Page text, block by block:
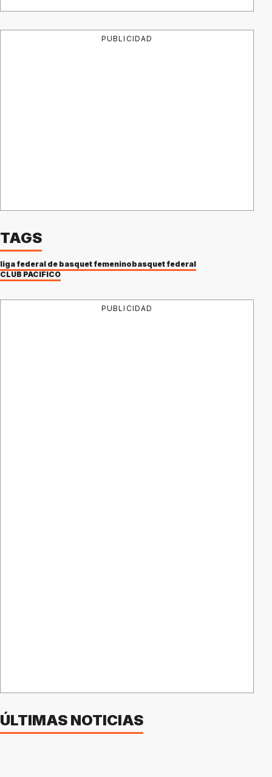
PUBLICIDAD
TAGS
liga federal de basquet femeninobasquet federal
CLUB PACÍFICO
PUBLICIDAD
ÚLTIMAS NOTICIAS